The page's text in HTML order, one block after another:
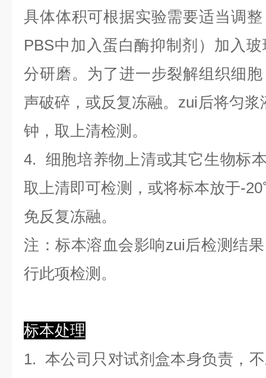
具体体积可根据实验需要适当调
PBS中加入蛋白酶抑制剂）加入
分研磨。为了进一步裂解组织细
声破碎，或反复冻融。zui后将匀浆
钟，取上清检测。
4. 细胞培养物上清或其它生物标
取上清即可检测，或将标本放于-
免反复冻融。
注：标本溶血会影响zui后检测结
行此项检测。
标本处理
1. 本公司只对试剂盒本身负责，